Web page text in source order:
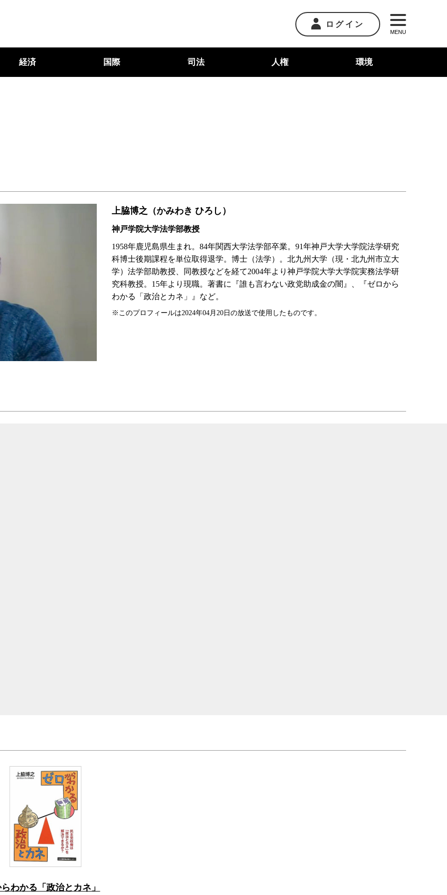
ログイン
MENU
経済 国際 司法 人権 環境
上脇博之（かみわき ひろし）
神戸学院大学法学部教授
1958年鹿児島県生まれ。84年関西大学法学部卒業。91年神戸大学大学院法学研究
科博士後期課程を単位取得退学。博士（法学）。北九州大学（現・北九州市立大
学）法学部助教授、同教授などを経て2004年より神戸学院大学大学院実務法学研
究科教授。15年より現職。著書に『誰も言わない政党助成金の闇』、『ゼロから
わかる「政治とカネ」』など。
※このプロフィールは2024年04月20日の放送で使用したものです。
わかる「政治とカネ」